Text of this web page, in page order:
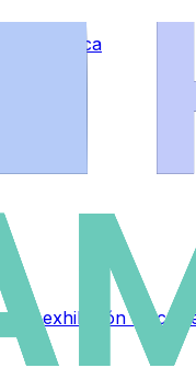
Salamanca
exhibición de